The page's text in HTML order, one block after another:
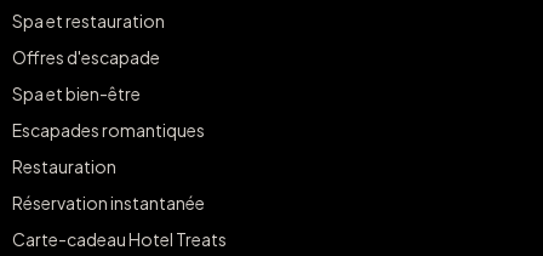
Spa et restauration
Offres d'escapade
Spa et bien-être
Escapades romantiques
Restauration
Réservation instantanée
Carte-cadeau Hotel Treats